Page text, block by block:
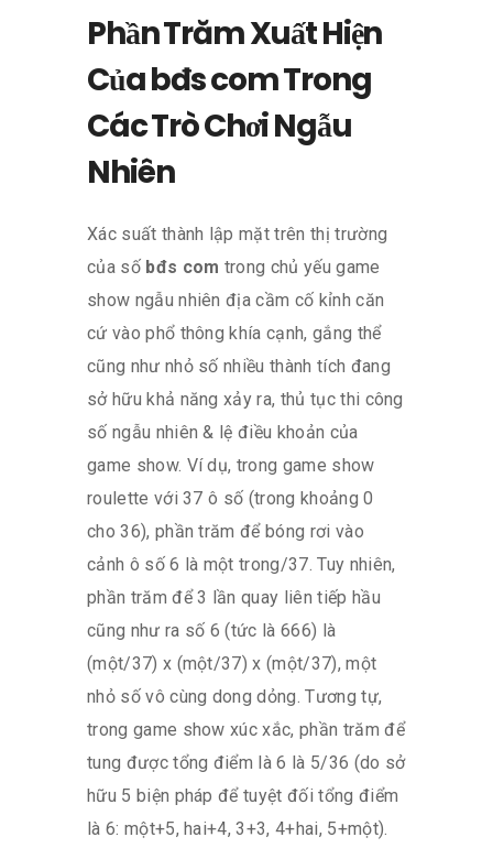
Phần Trăm Xuất Hiện
Của bđs com Trong
Các Trò Chơi Ngẫu
Nhiên
Xác suất thành lập mặt trên thị trường
của số bđs com trong chủ yếu game
show ngẫu nhiên địa cầm cố kỉnh căn
cứ vào phổ thông khía cạnh, gắng thể
cũng như nhỏ số nhiều thành tích đang
sở hữu khả năng xảy ra, thủ tục thi công
số ngẫu nhiên & lệ điều khoản của
game show. Ví dụ, trong game show
roulette với 37 ô số (trong khoảng 0
cho 36), phần trăm để bóng rơi vào
cảnh ô số 6 là một trong/37. Tuy nhiên,
phần trăm để 3 lần quay liên tiếp hầu
cũng như ra số 6 (tức là 666) là
(một/37) x (một/37) x (một/37), một
nhỏ số vô cùng dong dỏng. Tương tự,
trong game show xúc xắc, phần trăm để
tung được tổng điểm là 6 là 5/36 (do sở
hữu 5 biện pháp để tuyệt đối tổng điểm
là 6: một+5, hai+4, 3+3, 4+hai, 5+một).